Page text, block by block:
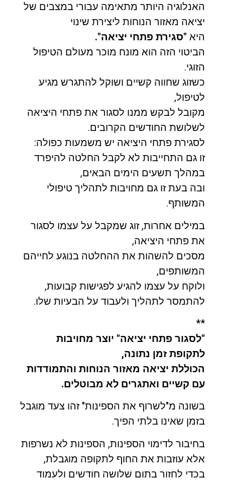
האנלוגיה היותר מתאימה עבורי במצבים של
יציאה מאזור הנוחות ליצירת שינוי
היא "סגירת פתחי יציאה".
הביטוי הזה הוא מונח מוכר מעולם הטיפול
הזוגי.
כשזוג שחווה קשיים ושוקל להתגרש מגיע
לטיפול,
מקובל לבקש ממנו לסגור את פתחי היציאה
לשלושת החודשים הקרובים.
לסגירת פתחי היציאה יש משמעות כפולה:
זו גם התחייבות לא לקבל החלטה להיפרד
במהלך תשעים הימים הבאים,
ובה בעת זו גם מחויבות לתהליך טיפולי
המשותף.
במילים אחרות, זוג שמקבל על עצמו לסגור
את פתחי היציאה,
מסכים להשהות את ההחלטה בנוגע לחייהם
המשותפים,
ולוקח על עצמו להגיע לפגישות קבועות,
להתמסר לתהליך ולעבוד על הבעיות שלו.
**
"לסגור פתחי יציאה" יוצר מחויבות
לתקופת זמן נתונה,
הכוללת יציאה מאזור הנוחות והתמודדות
עם קשיים ואתגרים לא מבוטלים.
בשונה מ"לשרוף את הספינות" זהו צעד מוגבל
בזמן שאינו בלתי הפיך.
בחיבור לדימוי הספינות, הספינות לא נשרפות
אלא עוזבות את החוף לתקופה מוגבלת,
בכדי לחזור בתום שלושה חודשים ולעמוד